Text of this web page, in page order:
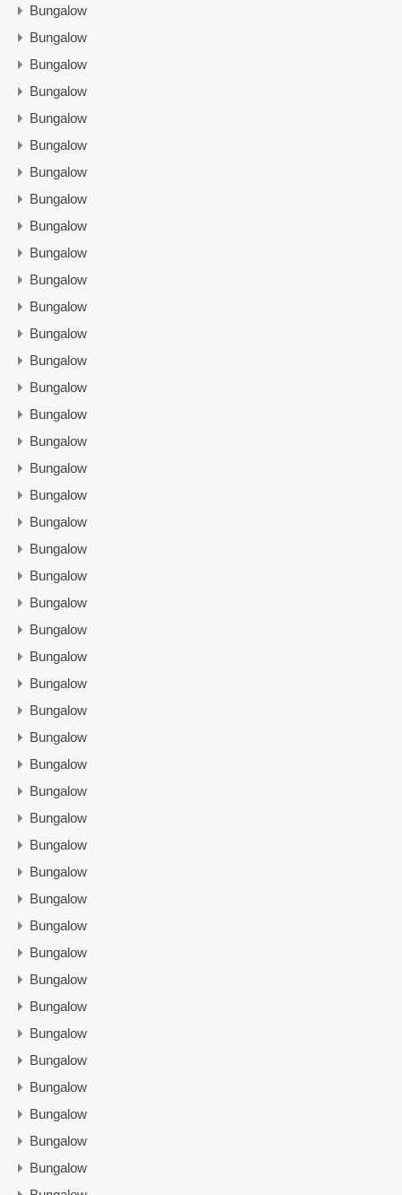
Bungalow
Bungalow
Bungalow
Bungalow
Bungalow
Bungalow
Bungalow
Bungalow
Bungalow
Bungalow
Bungalow
Bungalow
Bungalow
Bungalow
Bungalow
Bungalow
Bungalow
Bungalow
Bungalow
Bungalow
Bungalow
Bungalow
Bungalow
Bungalow
Bungalow
Bungalow
Bungalow
Bungalow
Bungalow
Bungalow
Bungalow
Bungalow
Bungalow
Bungalow
Bungalow
Bungalow
Bungalow
Bungalow
Bungalow
Bungalow
Bungalow
Bungalow
Bungalow
Bungalow